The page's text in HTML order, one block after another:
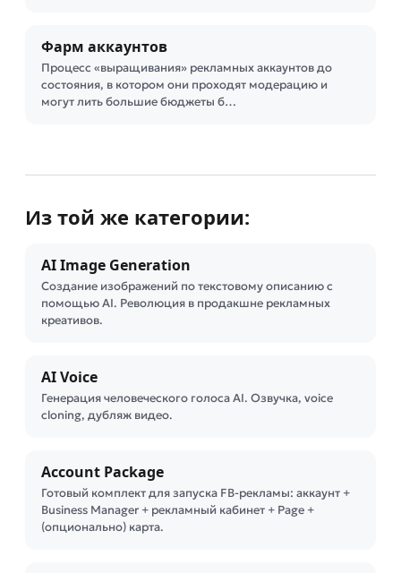
Фарм аккаунтов
Процесс «выращивания» рекламных аккаунтов до
состояния, в котором они проходят модерацию и
могут лить большие бюджеты б…
Из той же категории:
AI Image Generation
Создание изображений по текстовому описанию с
помощью AI. Революция в продакшне рекламных
креативов.
AI Voice
Генерация человеческого голоса AI. Озвучка, voice
cloning, дубляж видео.
Account Package
Готовый комплект для запуска FB-рекламы: аккаунт +
Business Manager + рекламный кабинет + Page +
(опционально) карта.